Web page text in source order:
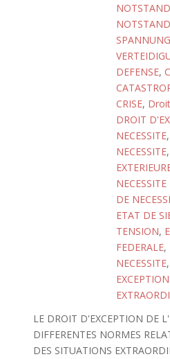
NOTSTAND
DEFENSE,
CRISE,
DROIT
NECESSITE,
NECESSITE,
DE
ETAT DE
TENSION,
FEDERALE,
NECESSITE,
LE DROIT D'EXCEPTION DE
DIFFERENTES NORMES
DES SITUATIONS